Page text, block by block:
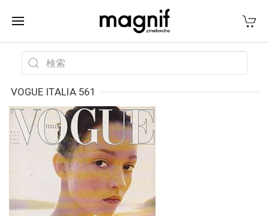
VOGUE ITALIA 561